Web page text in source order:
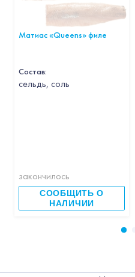
Матиас «Queens» филе
Состав:
cельдь, соль
закончилось
СООБЩИТЬ О
НАЛИЧИИ